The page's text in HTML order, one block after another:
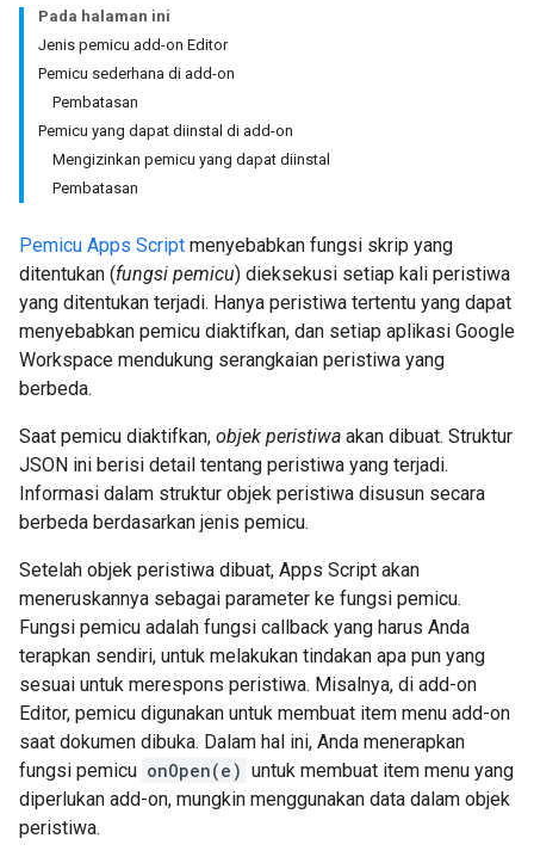
Pada halaman ini
Jenis pemicu add-on Editor
Pemicu sederhana di add-on
Pembatasan
Pemicu yang dapat diinstal di add-on
Mengizinkan pemicu yang dapat diinstal
Pembatasan
Pemicu Apps Script menyebabkan fungsi skrip yang
ditentukan (fungsi pemicu) dieksekusi setiap kali peristiwa
yang ditentukan terjadi. Hanya peristiwa tertentu yang dapat
menyebabkan pemicu diaktifkan, dan setiap aplikasi Google
Workspace mendukung serangkaian peristiwa yang
berbeda.
Saat pemicu diaktifkan, objek peristiwa akan dibuat. Struktur
JSON ini berisi detail tentang peristiwa yang terjadi.
Informasi dalam struktur objek peristiwa disusun secara
berbeda berdasarkan jenis pemicu.
Setelah objek peristiwa dibuat, Apps Script akan
meneruskannya sebagai parameter ke fungsi pemicu.
Fungsi pemicu adalah fungsi callback yang harus Anda
terapkan sendiri, untuk melakukan tindakan apa pun yang
sesuai untuk merespons peristiwa. Misalnya, di add-on
Editor, pemicu digunakan untuk membuat item menu add-on
saat dokumen dibuka. Dalam hal ini, Anda menerapkan
fungsi pemicu onOpen(e) untuk membuat item menu yang
diperlukan add-on, mungkin menggunakan data dalam objek
peristiwa.